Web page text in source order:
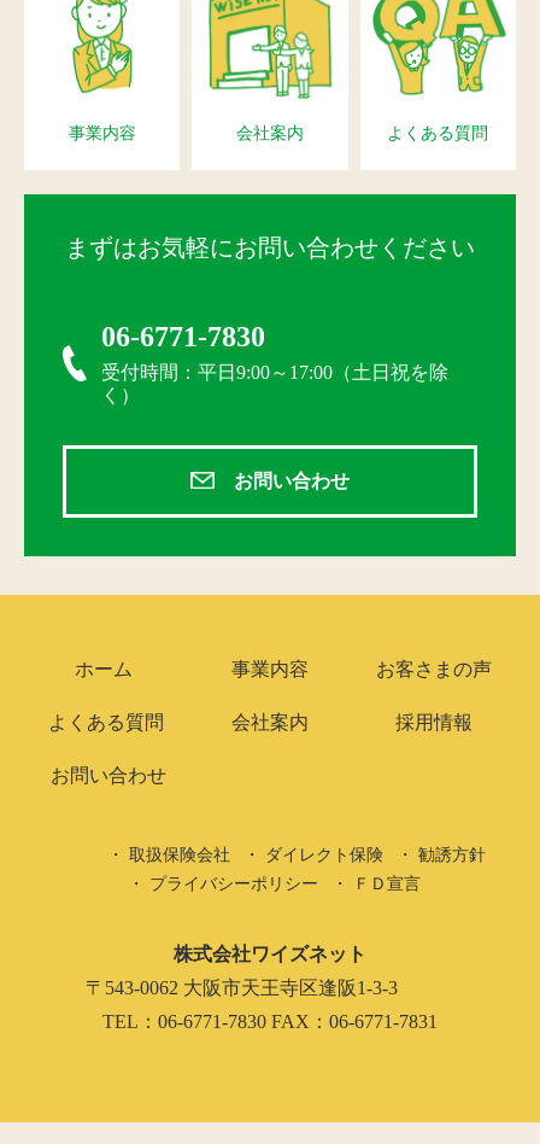
事業内容 会社案内 よくある質問
まずはお気軽にお問い合わせください
06-6771-7830
受付時間：平日9:00～17:00（土日祝を除
く）
お問い合わせ
ホーム 事業内容 お客さまの声
よくある質問 会社案内 採用情報
お問い合わせ
取扱保険会社 ダイレクト保険
勧誘方針
プライバシーポリシー
ＦＤ宣言
株式会社ワイズネット
〒543-0062 大阪市天王寺区逢阪1-3-3
TEL：06-6771-7830 FAX：06-6771-7831